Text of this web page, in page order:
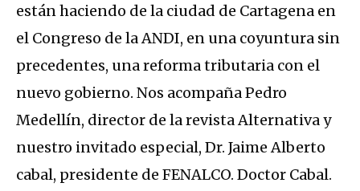
están haciendo de la ciudad de Cartagena en
el Congreso de la ANDI, en una coyuntura sin
precedentes, una reforma tributaria con el
nuevo gobierno. Nos acompaña Pedro
Medellín, director de la revista Alternativa y
nuestro invitado especial, Dr. Jaime Alberto
cabal, presidente de FENALCO. Doctor Cabal.